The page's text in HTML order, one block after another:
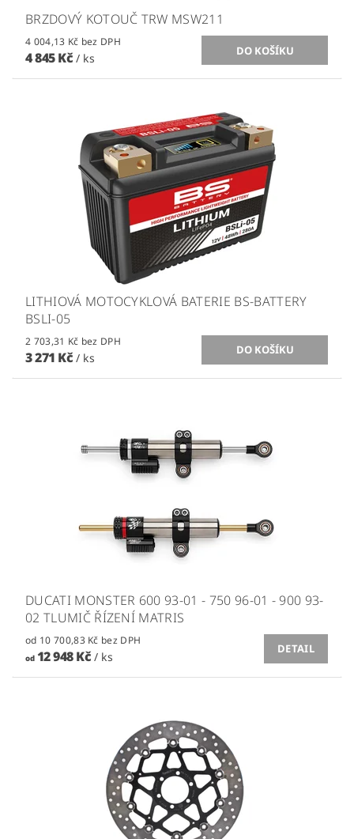
BRZDOVÝ KOTOUČ TRW MSW211
4 004,13 Kč bez DPH
4 845 Kč / ks
LITHIOVÁ MOTOCYKLOVÁ BATERIE BS-BATTERY
BSLI-05
2 703,31 Kč bez DPH
3 271 Kč / ks
DUCATI MONSTER 600 93-01 - 750 96-01 - 900 93-
02 TLUMIČ ŘÍZENÍ MATRIS
od 10 700,83 Kč bez DPH
od12 948 Kč / ks
DETAIL